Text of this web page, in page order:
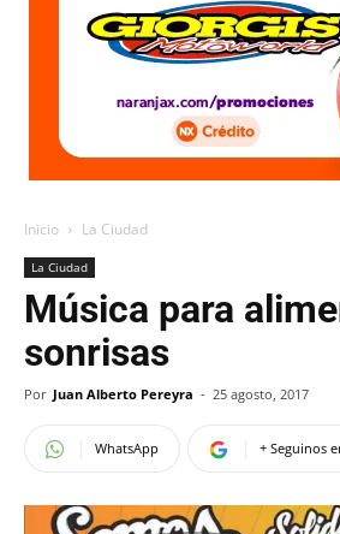
Inicio La Ciudad
La Ciudad
Música para
sonrisas
Por Juan Alberto Pereyra - 25 agosto, 2017
WhatsApp + Seguinos